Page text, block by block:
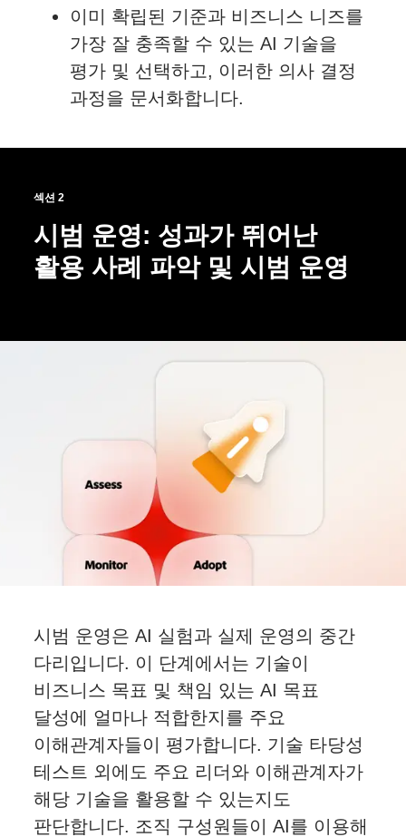
이미 확립된 기준과 비즈니스 니즈를
가장 잘 충족할 수 있는 AI 기술을
평가 및 선택하고, 이러한 의사 결정
과정을 문서화합니다.
섹션 2
시범 운영: 성과가 뛰어난
활용 사례 파악 및 시범 운영
시범 운영은 AI 실험과 실제 운영의 중간
다리입니다. 이 단계에서는 기술이
비즈니스 목표 및 책임 있는 AI 목표
달성에 얼마나 적합한지를 주요
이해관계자들이 평가합니다. 기술 타당성
테스트 외에도 주요 리더와 이해관계자가
해당 기술을 활용할 수 있는지도
판단합니다. 조직 구성원들이 AI를 이용해